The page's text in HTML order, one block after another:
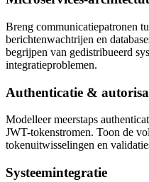
Breng communicatiepatronen
berichtenwachtrijen en
begrijpen van gedistribueerd
integratieproblemen.
Authenticatie &
Modelleer meerstaps
JWT-tokenstromen. Toon de
tokenuitwisselingen en
Systeemintegratie